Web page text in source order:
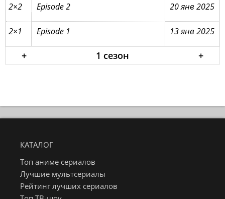
2×2 Episode 2 20 янв 2025
2×1 Episode 1 13 янв 2025
+ 1 сезон +
КАТАЛОГ
Топ аниме сериалов
Лучшие мультсериалы
Рейтинг лучших сериалов